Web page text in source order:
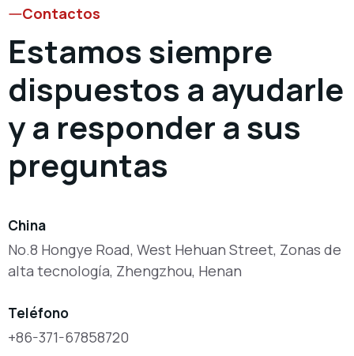
Contactos
Estamos siempre
dispuestos a ayudarle
y a responder a sus
preguntas
China
No.8 Hongye Road, West Hehuan Street, Zonas de
alta tecnología, Zhengzhou, Henan
Teléfono
+86-371-67858720